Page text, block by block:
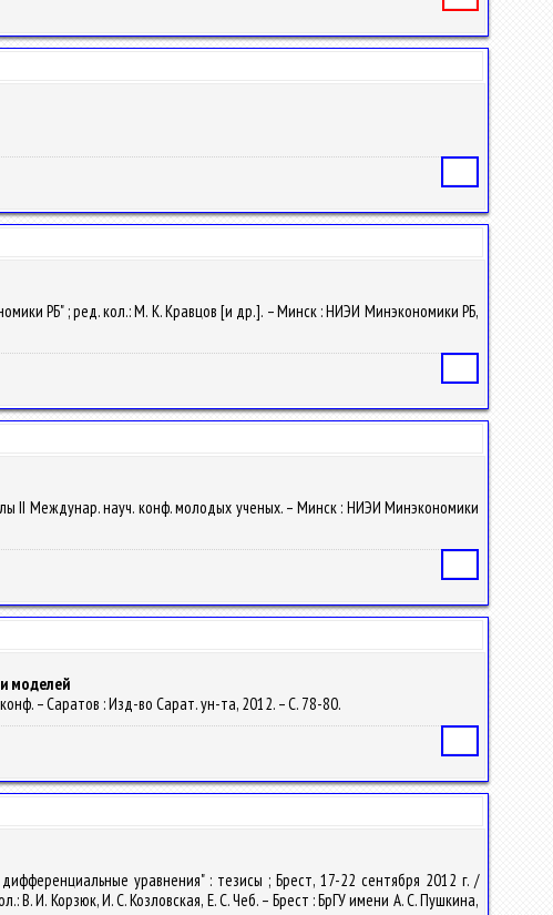
РБ" ; ред. кол.: М. К. Кравцов [и др.]. – Минск : НИЭИ Минэкономики РБ,
II Междунар. науч. конф. молодых ученых. – Минск : НИЭИ Минэкономики
моделей
– Саратов : Изд-во Сарат. ун-та, 2012. – С. 78-80.
уравнения" : тезисы ; Брест, 17-22 сентября 2012 г. /
И. Корзюк, И. С. Козловская, Е. С. Чеб. – Брест : БрГУ имени А. С. Пушкина,